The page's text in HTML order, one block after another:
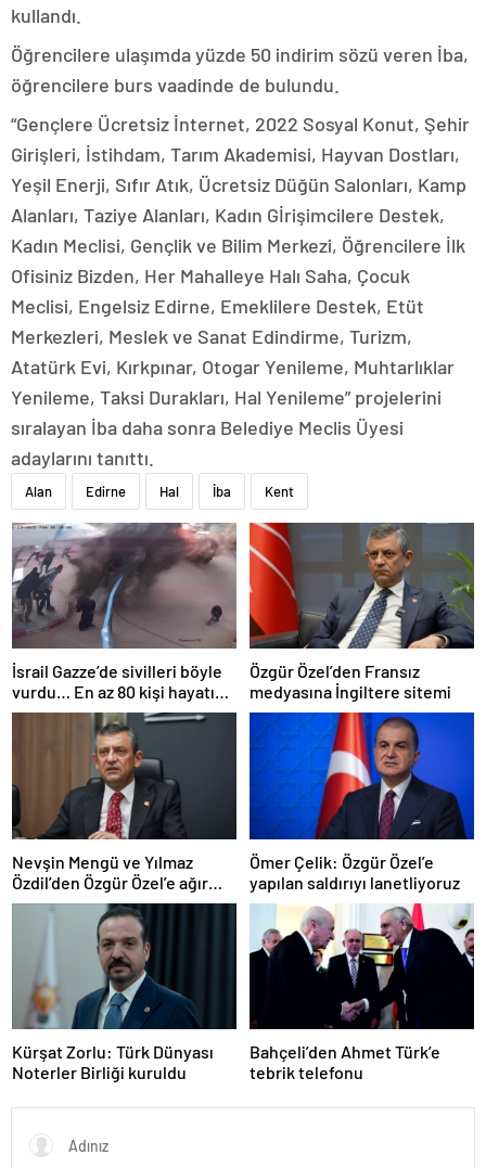
kullandı.
Öğrencilere ulaşımda yüzde 50 indirim sözü veren İba,
öğrencilere burs vaadinde de bulundu.
“Gençlere Ücretsiz İnternet, 2022 Sosyal Konut, Şehir
Girişleri, İstihdam, Tarım Akademisi, Hayvan Dostları,
Yeşil Enerji, Sıfır Atık, Ücretsiz Düğün Salonları, Kamp
Alanları, Taziye Alanları, Kadın Gİrişimcilere Destek,
Kadın Meclisi, Gençlik ve Bilim Merkezi, Öğrencilere İlk
Ofisiniz Bizden, Her Mahalleye Halı Saha, Çocuk
Meclisi, Engelsiz Edirne, Emeklilere Destek, Etüt
Merkezleri, Meslek ve Sanat Edindirme, Turizm,
Atatürk Evi, Kırkpınar, Otogar Yenileme, Muhtarlıklar
Yenileme, Taksi Durakları, Hal Yenileme” projelerini
sıralayan İba daha sonra Belediye Meclis Üyesi
adaylarını tanıttı.
Alan Edirne Hal İba Kent
İsrail Gazze’de sivilleri böyle
vurdu… En az 80 kişi hayatını
kaybetti
Özgür Özel’den Fransız
medyasına İngiltere sitemi
Nevşin Mengü ve Yılmaz
Özdil’den Özgür Özel’e ağır
eleştiriler
Ömer Çelik: Özgür Özel’e
yapılan saldırıyı lanetliyoruz
Kürşat Zorlu: Türk Dünyası
Noterler Birliği kuruldu
Bahçeli’den Ahmet Türk’e
tebrik telefonu